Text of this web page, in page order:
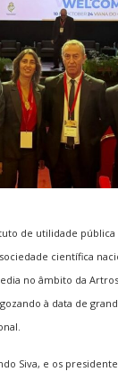
de utilidade
científica
no âmbito da
à data de
Siva, e os